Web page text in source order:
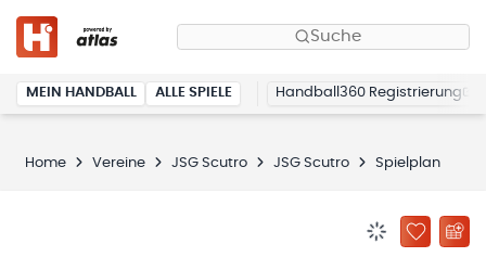
Suche
MEIN HANDBALL ALLE SPIELE Handball360 Registrierung
Home Vereine JSG Scutro JSG Scutro Spielplan
ZU